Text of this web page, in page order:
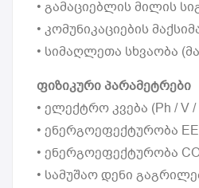
• გამაციებლის მილის
• კომუნიკაციების
• სიმაღლეთა სხვაობა
ფიზიკური პარამეტრები
• ელექტრო კვება (Ph / V /
• ენერგოეფექტურობა
• ენერგოეფექტურობა
• სამუშაო დენი